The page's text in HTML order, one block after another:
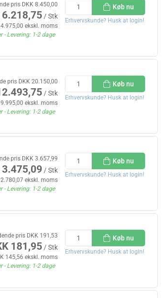
pris DKK 8.450,00
6.218,75 / Stk
4.975,00 ekskl. moms
- Levering: 1-2 dage
Køb nu
Erhvervskunde? Husk at login!
pris DKK 20.150,00
/ Stk
9.995,00 ekskl. moms
- Levering: 1-2 dage
Køb nu
Erhvervskunde? Husk at login!
pris DKK 3.657,99
3.475,09 / Stk
2.780,07 ekskl. moms
- Levering: 1-2 dage
Køb nu
Erhvervskunde? Husk at login!
pris DKK 191,53
181,95 / Stk
145,56 ekskl. moms
- Levering: 1-2 dage
Køb nu
Erhvervskunde? Husk at login!